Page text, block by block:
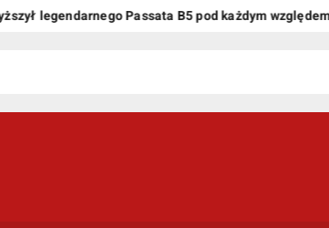
Passata B5 pod każdym względem